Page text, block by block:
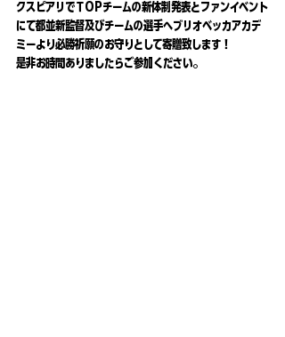
クスピアリでＴOPチームの新体制発表とファンイベント
にて都並新監督及びチームの選手へブリオベッカアカデ
ミーより必勝祈願のお守りとして寄贈致します！
是非お時間ありましたらご参加ください。